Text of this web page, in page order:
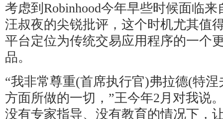
考虑到Robinhood今年早些时候面临来
汪叔夜的尖锐批评，这个时机尤其值
平台定位为传统交易应用程序的一个
品。
“我非常尊重(首席执行官)弗拉德(特
方面所做的一切，”王今年2月对我说
没有专家指导、没有教育的情况下，